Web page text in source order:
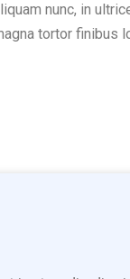
nunc, in
tortor finibus